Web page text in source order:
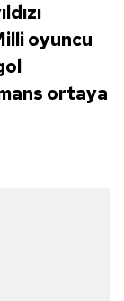
oyuncu
ortaya